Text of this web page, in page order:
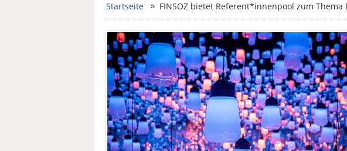
Startseite FINSOZ bietet Referent*innenpool zum